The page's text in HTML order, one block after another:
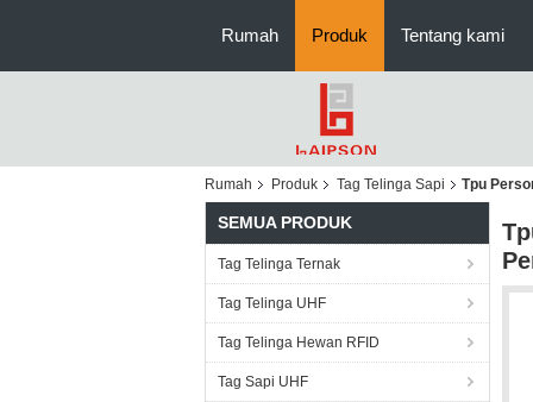
Rumah Produk Tentang kami
Rumah Produk Tag Telinga Sapi Tpu
SEMUA PRODUK
Tag Telinga Ternak
Tag Telinga UHF
Tag Telinga Hewan RFID
Tag Sapi UHF